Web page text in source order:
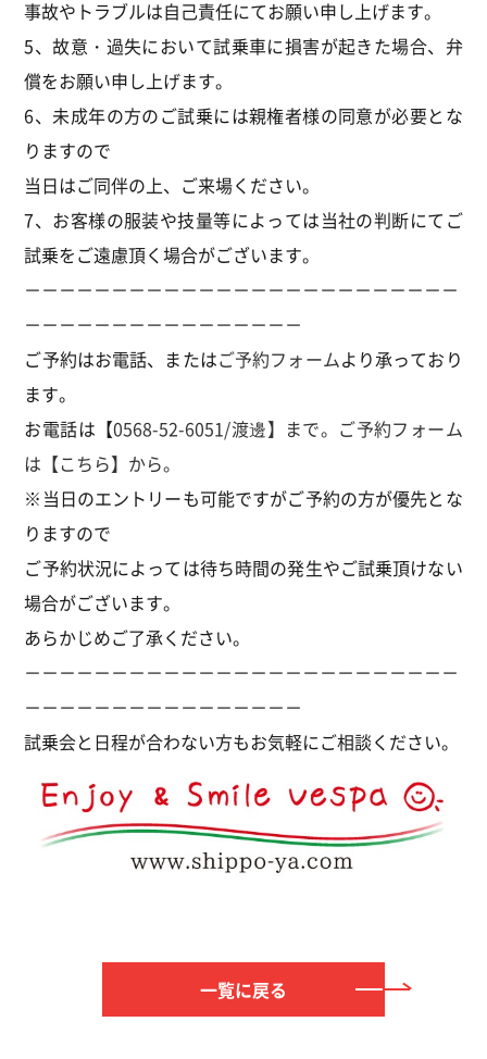
事故やトラブルは自己責任にてお願い申し上げます。
5、故意・過失において試乗車に損害が起きた場合、弁
償をお願い申し上げます。
6、未成年の方のご試乗には親権者様の同意が必要とな
りますので
当日はご同伴の上、ご来場ください。
7、お客様の服装や技量等によっては当社の判断にてご
試乗をご遠慮頂く場合がございます。
－－－－－－－－－－－－－－－－－－－－－－－－－
－－－－－－－－－－－－－－－－
ご予約はお電話、またはご予約フォームより承っており
ます。
お電話は【0568-52-6051/渡邊】まで。ご予約フォーム
は【こちら】から。
※当日のエントリーも可能ですがご予約の方が優先とな
りますので
ご予約状況によっては待ち時間の発生やご試乗頂けない
場合がございます。
あらかじめご了承ください。
－－－－－－－－－－－－－－－－－－－－－－－－－
－－－－－－－－－－－－－－－－
試乗会と日程が合わない方もお気軽にご相談ください。
一覧に戻る